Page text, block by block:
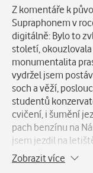
Popis
Z komentáře k
Supraphonem v
digitálně: Bylo to
století,
monumentalita
vydržel jsem
soch a věží,
studentů
cvičení, i šumění
pach benzínu na
jsem jezdil na
startující
Petřínem,
Zobrazit více